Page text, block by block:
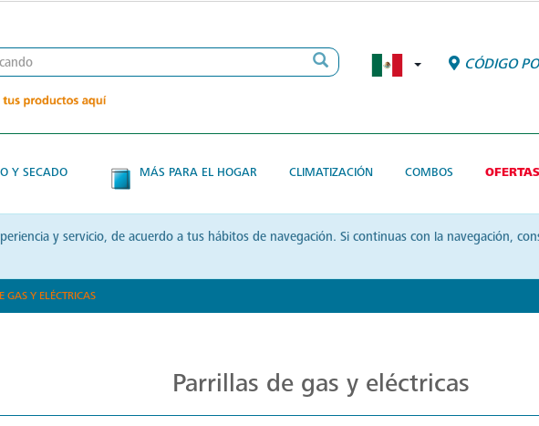
CÓDIGO
Y SECADO MÁS PARA EL HOGAR CLIMATIZACIÓN COMBOS OFERTAS
y servicio, de acuerdo a tus hábitos de navegación. Si continuas con la navegación,
GAS Y ELÉCTRICAS
Parrillas de gas y eléctricas